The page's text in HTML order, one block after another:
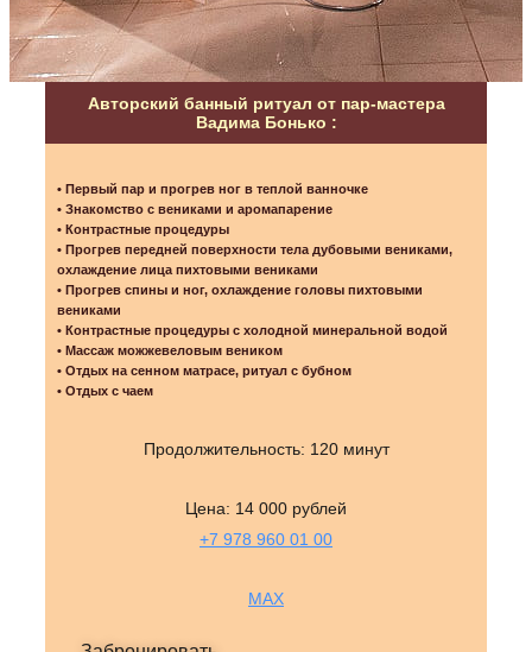
Авторский банный ритуал от пар-мастера
Вадима Бонько :
• Первый пар и прогрев ног в теплой ванночке
• Знакомство с вениками и аромапарение
• Контрастные процедуры
• Прогрев передней поверхности тела дубовыми вениками,
охлаждение лица пихтовыми вениками
• Прогрев спины и ног, охлаждение головы пихтовыми
вениками
• Контрастные процедуры с холодной минеральной водой
• Массаж можжевеловым веником
• Отдых на сенном матрасе, ритуал с бубном
• Отдых с чаем
Продолжительность: 120 минут
Цена: 14 000 рублей
+7 978 960 01 00
MAX